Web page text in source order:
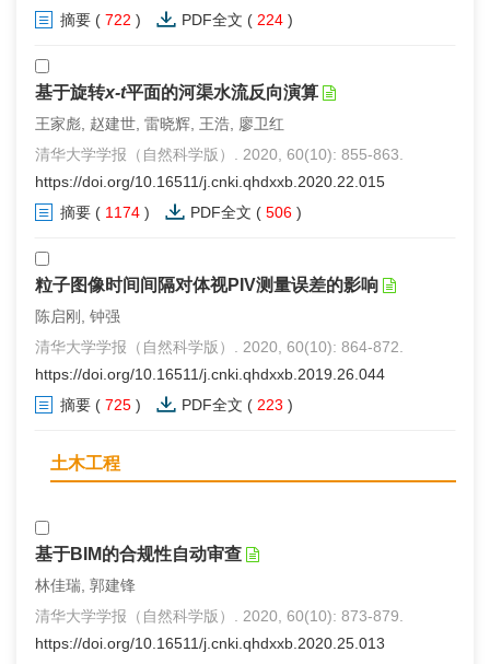
摘要 ( 722 ) PDF全文 ( 224 )
基于旋转x-t平面的河渠水流反向演算
王家彪, 赵建世, 雷晓辉, 王浩, 廖卫红
清华大学学报（自然科学版）. 2020, 60(10): 855-863.
https://doi.org/10.16511/j.cnki.qhdxxb.2020.22.015
摘要 ( 1174 ) PDF全文 ( 506 )
粒子图像时间间隔对体视PIV测量误差的影响
陈启刚, 钟强
清华大学学报（自然科学版）. 2020, 60(10): 864-872.
https://doi.org/10.16511/j.cnki.qhdxxb.2019.26.044
摘要 ( 725 ) PDF全文 ( 223 )
土木工程
基于BIM的合规性自动审查
林佳瑞, 郭建锋
清华大学学报（自然科学版）. 2020, 60(10): 873-879.
https://doi.org/10.16511/j.cnki.qhdxxb.2020.25.013